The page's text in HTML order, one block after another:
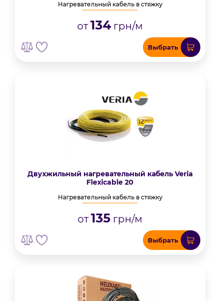
Нагревательный кабель в стяжку
от134 грн/м
Выбрать
Двухжильный нагревательный кабель Veria
Flexicable 20
Нагревательный кабель в стяжку
от135 грн/м
Выбрать